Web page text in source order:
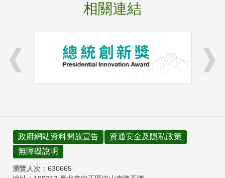
相關連結
:::
政府網站資料開放宣告
資通安全及隱私政策
無障礙說明
瀏覽人次： 630665